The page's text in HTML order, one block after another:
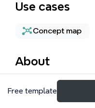
Use cases
Concept map
About
Xmind에 오신 것을 환
보자부터 고급 사용자
Free template